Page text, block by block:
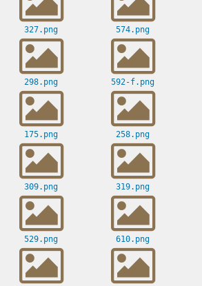
327.png 574.png
298.png 592-f.png
175.png 258.png
309.png 319.png
529.png 610.png